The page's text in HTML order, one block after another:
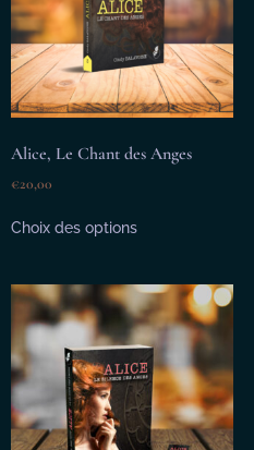
Alice, Le Chant des Anges
€20,00
Choix des options